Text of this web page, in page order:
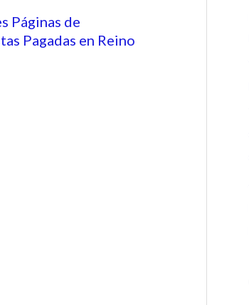
Páginas de
Pagadas en Reino